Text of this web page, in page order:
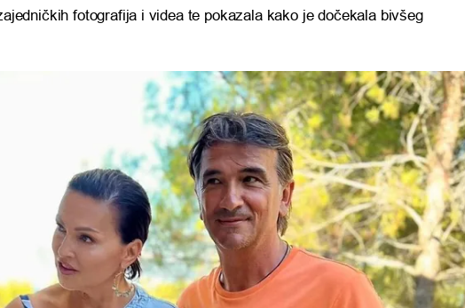
fotografija i videa te pokazala kako je dočekala bivšeg